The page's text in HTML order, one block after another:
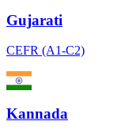
Gujarati
CEFR (A1-C2)
Kannada